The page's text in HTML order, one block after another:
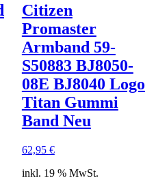
Citizen
Promaster
Armband 59-
S50883 BJ8050-
08E BJ8040 Logo
Titan Gummi
Band Neu
62,95 €
inkl. 19 % MwSt.